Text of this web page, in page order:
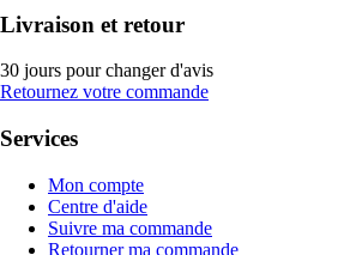
Livraison et retour
30 jours pour changer d'avis
Retournez votre commande
Services
Mon compte
Centre d'aide
Suivre ma commande
Retourner ma commande